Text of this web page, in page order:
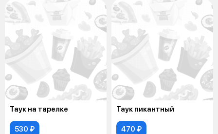
Таук на тарелке
530 ₽
Таук пикантный
470 ₽